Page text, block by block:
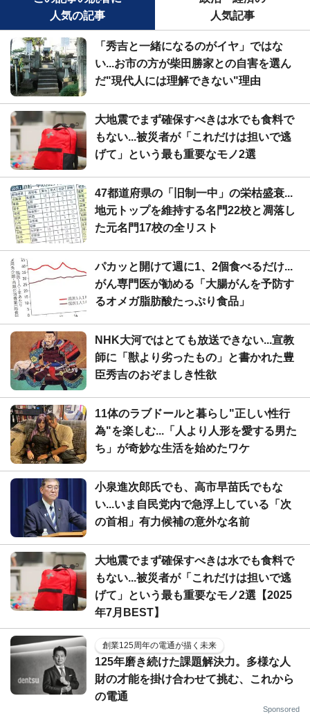
人気の記事
人気記事
「秀吉と一緒になるのがイヤ」ではな
い...お市の方が柴田勝家との自害を選ん
だ"現代人には理解できない"理由
大地震でまず確保すべきは水でも食料で
もない...被災者が「これだけは担いで逃
げて」という最も重要なモノ2選
47都道府県の「旧制一中」の栄枯盛衰...
地元トップを維持する名門22校と凋落し
た元名門17校の全リスト
パカッと開けて週に1、2個食べるだけ...
がん専門医が勧める「大腸がんを予防す
るオメガ脂肪酸たっぷり食品」
NHK大河ではとても放送できない...宣教
師に「獣より劣ったもの」と書かれた豊
臣秀吉のおぞましき性欲
11体のラブドールと暮らし"正しい性行
為"を楽しむ...「人より人形を愛する男た
ち」が奇妙な生活を始めたワケ
小泉進次郎氏でも、高市早苗氏でもな
い...いま自民党内で急浮上している「次
の首相」有力候補の意外な名前
大地震でまず確保すべきは水でも食料で
もない...被災者が「これだけは担いで逃
げて」という最も重要なモノ2選【2025
年7月BEST】
創業125周年の電通が描く未来
125年磨き続けた課題解決力。多様な人
財の才能を掛け合わせて挑む、これから
の電通
Sponsored